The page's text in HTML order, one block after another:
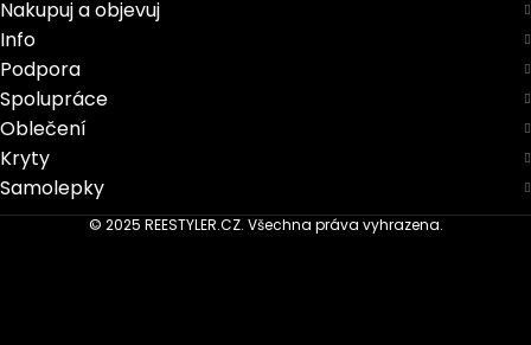
Nakupuj a objevuj
Info
Podpora
Spolupráce
Oblečení
Kryty
Samolepky
© 2025 REESTYLER.CZ. Všechna práva vyhrazena.